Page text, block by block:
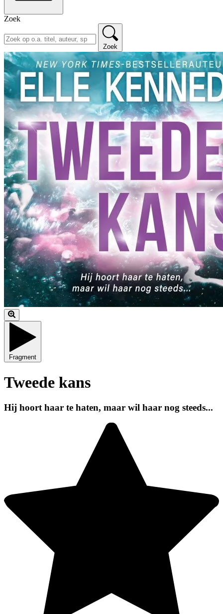
Zoek
Zoek
Fragment
Tweede kans
Hij hoort haar te haten, maar wil haar nog steeds...